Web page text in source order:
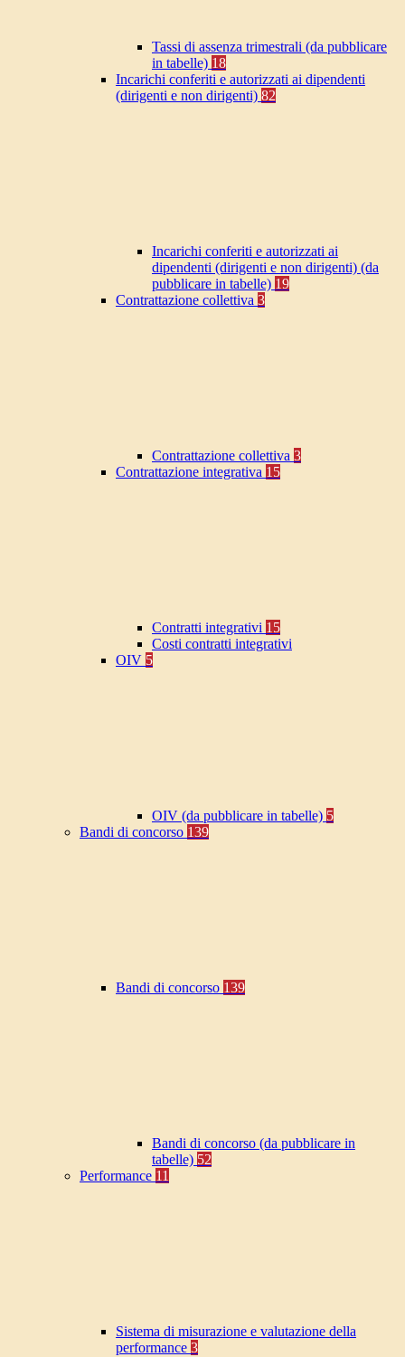
Tassi di assenza trimestrali (da pubblicare
in tabelle) 18
Incarichi conferiti e autorizzati ai dipendenti
(dirigenti e non dirigenti) 82
Incarichi conferiti e autorizzati ai
dipendenti (dirigenti e non dirigenti) (da
pubblicare in tabelle) 19
Contrattazione collettiva 3
Contrattazione collettiva 3
Contrattazione integrativa 15
Contratti integrativi 15
Costi contratti integrativi
OIV 5
OIV (da pubblicare in tabelle) 5
Bandi di concorso 139
Bandi di concorso 139
Bandi di concorso (da pubblicare in
tabelle) 52
Performance 11
Sistema di misurazione e valutazione della
performance 3